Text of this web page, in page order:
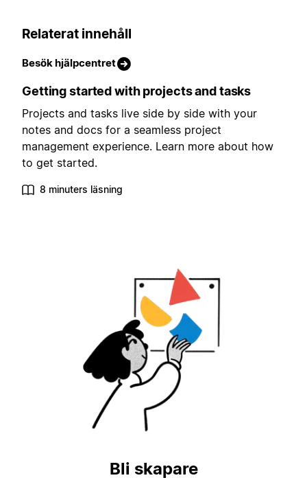
Relaterat innehåll
Besök hjälpcentret
Getting started with projects and tasks
Projects and tasks live side by side with your
notes and docs for a seamless project
management experience. Learn more about how
to get started.
8 minuters läsning
Bli skapare